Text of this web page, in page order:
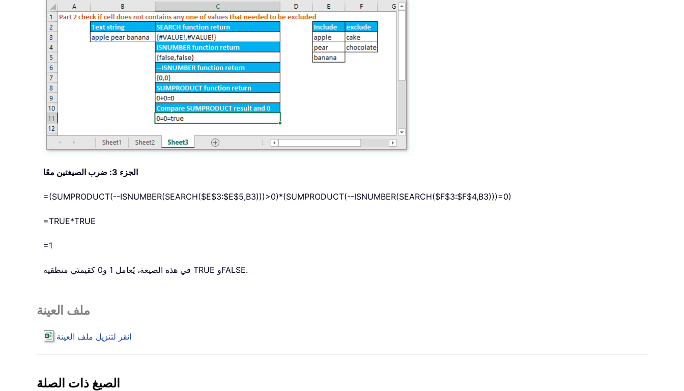
الجزء 3: ضرب الصيغتين معًا
=(SUMPRODUCT(--ISNUMBER(SEARCH($E$3:$E$5,B3)))>0)*(SUMPRODUCT(--ISNUMBER(SEARCH($F$3:$F$4,B3)))=0)
=TRUE*TRUE
=1
في هذه الصيغة، يُعامل 1 و0 كقيمتَي منطقية TRUE وFALSE.
ملف العينة
انقر لتنزيل ملف العينة
الصيغ ذات الصلة